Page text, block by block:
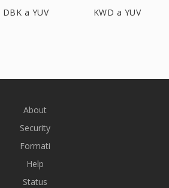
DBK a YUV KWD a YUV
About
Security
Formati
Help
Status